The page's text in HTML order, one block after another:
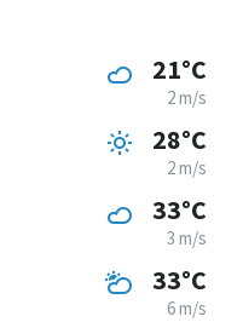
21°C
2 m/s
28°C
2 m/s
33°C
3 m/s
33°C
6 m/s